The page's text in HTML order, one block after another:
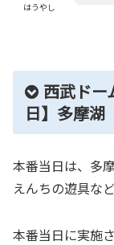
はうやし
西武ドー
日】多摩湖
本番当日は、多
えんちの遊具な
本番当日に実施